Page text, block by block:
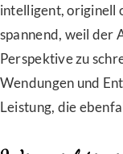
intelligent, originell
spannend, weil der
Perspektive zu
Wendungen und
Leistung, die